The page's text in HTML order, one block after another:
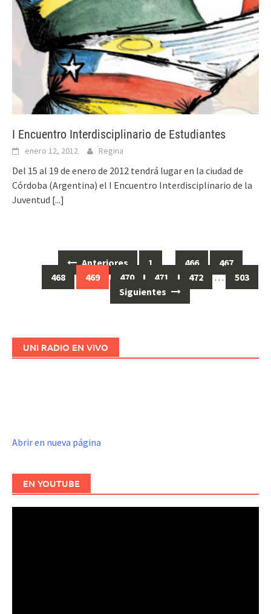
I Encuentro Interdisciplinario de Estudiantes
enero 12, 2012 Regina
Del 15 al 19 de enero de 2012 tendrá lugar en la ciudad de
Córdoba (Argentina) el I Encuentro Interdisciplinario de la
Juventud [...]
Anteriores 1 … 466
467
468
469 470 471 472 …
503
Siguientes
UNI RADIO EN VIVO
Abrir en nueva página
EN YOUTUBE